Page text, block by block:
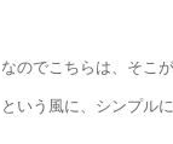
なのでこちらは、そこ
という風に、シンプル